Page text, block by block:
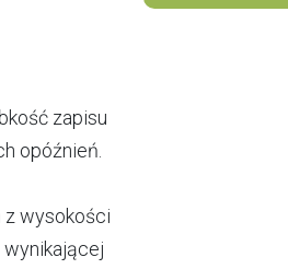
zapisu
opóźnień.
z wysokości